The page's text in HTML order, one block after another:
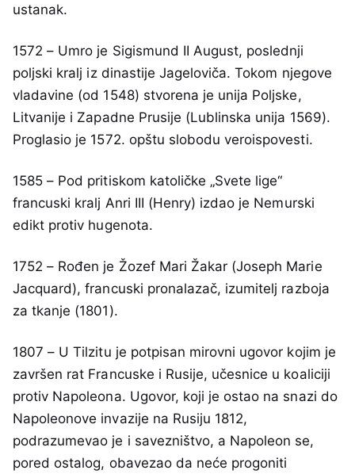
ustanak.
1572 – Umro je Sigismund II August, poslednji
poljski kralj iz dinastije Jageloviča. Tokom njegove
vladavine (od 1548) stvorena je unija Poljske,
Litvanije i Zapadne Prusije (Lublinska unija 1569).
Proglasio je 1572. opštu slobodu veroispovesti.
1585 – Pod pritiskom katoličke „Svete lige“
francuski kralj Anri III (Henry) izdao je Nemurski
edikt protiv hugenota.
1752 – Rođen je Žozef Mari Žakar (Joseph Marie
Jacquard), francuski pronalazač, izumitelj razboja
za tkanje (1801).
1807 – U Tilzitu je potpisan mirovni ugovor kojim je
završen rat Francuske i Rusije, učesnice u koaliciji
protiv Napoleona. Ugovor, koji je ostao na snazi do
Napoleonove invazije na Rusiju 1812,
podrazumevao je i savezništvo, a Napoleon se,
pored ostalog, obavezao da neće progoniti